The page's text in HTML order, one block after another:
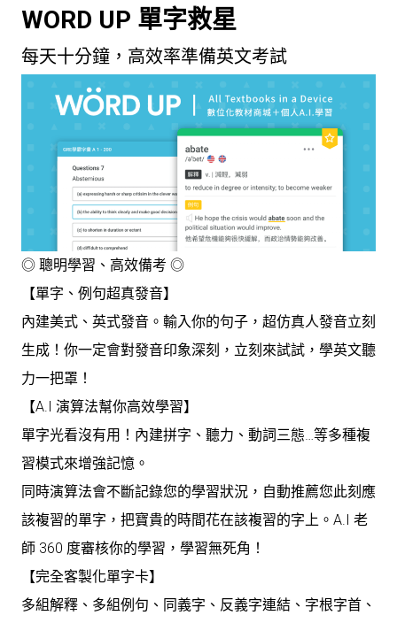
WORD UP 單字救星
每天十分鐘，高效率準備英文考試
◎ 聰明學習、高效備考 ◎
【單字、例句超真發音】
內建美式、英式發音。輸入你的句子，超仿真人發音立刻
生成！你一定會對發音印象深刻，立刻來試試，學英文聽
力一把罩！
【A.I 演算法幫你高效學習】
單字光看沒有用！內建拼字、聽力、動詞三態…等多種複
習模式來增強記憶。
同時演算法會不斷記錄您的學習狀況，自動推薦您此刻應
該複習的單字，把寶貴的時間花在該複習的字上。A.I 老
師 360 度審核你的學習，學習無死角！
【完全客製化單字卡】
多組解釋、多組例句、同義字、反義字連結、字根字首、